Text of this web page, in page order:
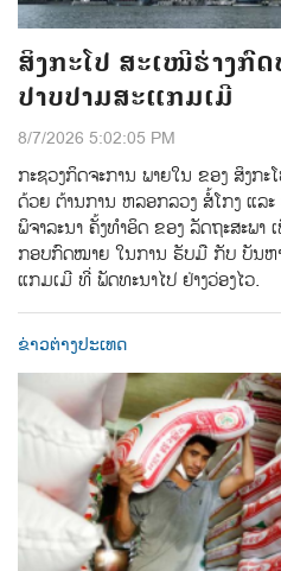
ສິງກະໂປ ສະເໜີຮ່າງກົ
ປາບປາມສະແກມເມີ
8/7/2026 5:02:05 PM
ກະຊວງກິດຈະການ ພາຍໃນ ຂອງ ສິງກ
ດ້ວຍ ຕ້ານການ ຫລອກລວງ ສໍ້ໂກງ ແລະ
ພິຈາລະນາ ຄັ້ງທຳອິດ ຂອງ ລັດຖະສະພ
ກອບກົດໝາຍ ໃນການ ຮັບມື ກັບ ບັນຫ
ແກມເມີ ທີ່ ພັດທະນາໄປ ຢ່າງວ່ອງໄວ.
ຂ່າວຕ່າງປະເທດ